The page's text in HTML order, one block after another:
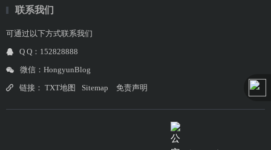
联系我们
可通过以下方式联系我们
Q Q：152828888
微信：HongyunBlog
链接： TXT地图 Sitemap 免责声明